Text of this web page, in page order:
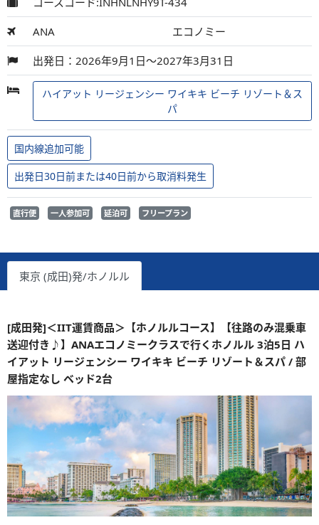
ANA エコノミー
出発日：2026年9月1日～2027年3月31日
ハイアット リージェンシー ワイキキ ビーチ リゾート＆ス
パ
国内線追加可能
出発日30日前または40日前から取消料発生
直行便 一人参加可 延泊可 フリープラン
東京 (成田)発/ホノルル
[成田発]＜IIT運賃商品＞【ホノルルコース】【往路のみ混乗車
送迎付き♪】ANAエコノミークラスで行くホノルル 3泊5日 ハ
イアット リージェンシー ワイキキ ビーチ リゾート＆スパ / 部
屋指定なし ベッド2台